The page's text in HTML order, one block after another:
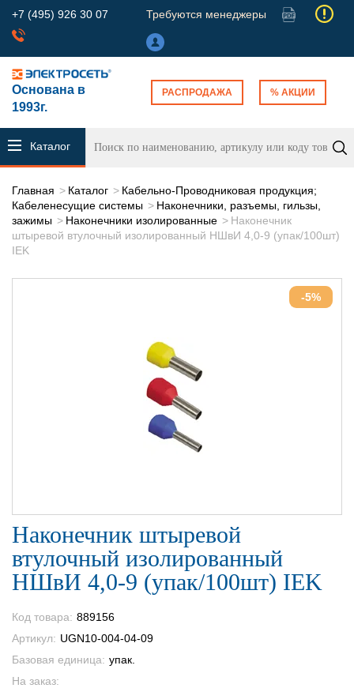
+7 (495) 926 30 07 Требуются менеджеры
Основана в
1993г.
РАСПРОДАЖА % АКЦИИ
Каталог
Главная Каталог
Кабельно-Проводниковая продукция;
Кабеленесущие системы
Наконечники, разъемы, гильзы,
зажимы
Наконечники изолированные
Наконечник
штыревой втулочный изолированный НШвИ 4,0-9 (упак/100шт)
IEK
-5%
Наконечник штыревой
втулочный изолированный
НШвИ 4,0-9 (упак/100шт) IEK
Код товара: 889156
Артикул: UGN10-004-04-09
Базовая единица: упак.
На заказ: